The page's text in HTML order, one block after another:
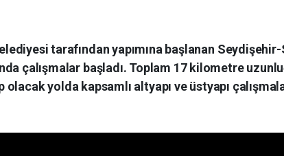
tarafından yapımına başlanan
çalışmalar başladı. Toplam 17 kilometre
olacak yolda kapsamlı altyapı ve üstyapı